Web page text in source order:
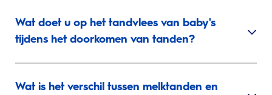
Wat doet u op het tandvlees van baby's
tijdens het doorkomen van tanden?
Wat is het verschil tussen melktanden en